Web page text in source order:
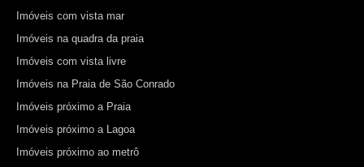
Imóveis com vista mar
Imóveis na quadra da praia
Imóveis com vista livre
Imóveis na Praia de São Conrado
Imóveis próximo a Praia
Imóveis próximo a Lagoa
Imóveis próximo ao metrô